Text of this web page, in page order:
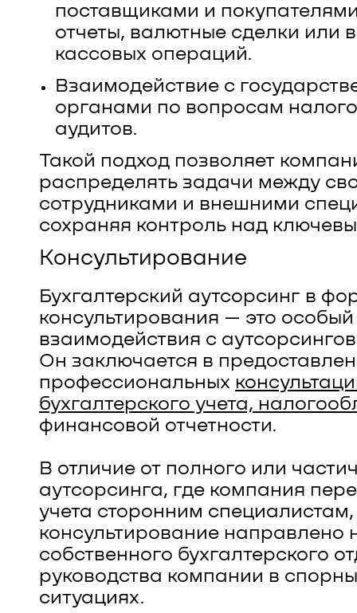
поставщиками и
отчеты, валютные сделки или
кассовых операций.
Взаимодействие с
органами по вопросам
аудитов.
Такой подход позволяет
распределять задачи между
сотрудниками и внешними
сохраняя контроль над
Консультирование
Бухгалтерский аутсорсинг в
консультирования — это
взаимодействия с
Он заключается в
профессиональных
бухгалтерского учета,
финансовой отчетности.
В отличие от полного или
аутсорсинга, где компания
учета сторонним специалистам,
консультирование направлено
собственного бухгалтерского
руководства компании в
ситуациях.